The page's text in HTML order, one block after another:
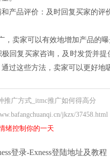
产品评价：及时回复买家的评
，卖家可以有效地增加产品的
极回复买家咨询，及时发货并
过这些方法，卖家可以更好地
推广方式_itmc推广如何得高分
jkzx/37458.html
绪控制你的一天
登录-Exness登陆地址及教程